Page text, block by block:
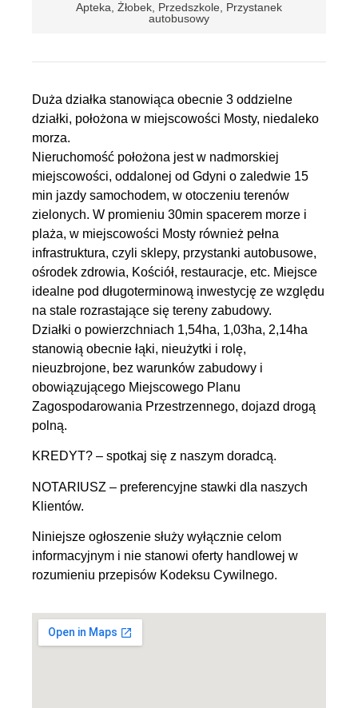
Apteka, Żłobek, Przedszkole, Przystanek
autobusowy
Duża działka stanowiąca obecnie 3 oddzielne
działki, położona w miejscowości Mosty, niedaleko
morza.
Nieruchomość położona jest w nadmorskiej
miejscowości, oddalonej od Gdyni o zaledwie 15
min jazdy samochodem, w otoczeniu terenów
zielonych. W promieniu 30min spacerem morze i
plaża, w miejscowości Mosty również pełna
infrastruktura, czyli sklepy, przystanki autobusowe,
ośrodek zdrowia, Kościół, restauracje, etc. Miejsce
idealne pod długoterminową inwestycję ze względu
na stale rozrastające się tereny zabudowy.
Działki o powierzchniach 1,54ha, 1,03ha, 2,14ha
stanowią obecnie łąki, nieużytki i rolę,
nieuzbrojone, bez warunków zabudowy i
obowiązującego Miejscowego Planu
Zagospodarowania Przestrzennego, dojazd drogą
polną.
KREDYT? – spotkaj się z naszym doradcą.
NOTARIUSZ – preferencyjne stawki dla naszych
Klientów.
Niniejsze ogłoszenie służy wyłącznie celom
informacyjnym i nie stanowi oferty handlowej w
rozumieniu przepisów Kodeksu Cywilnego.